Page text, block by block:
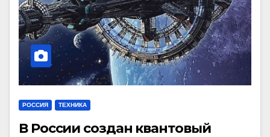
РОССИЯ ТЕХНИКА
В России создан квантовый